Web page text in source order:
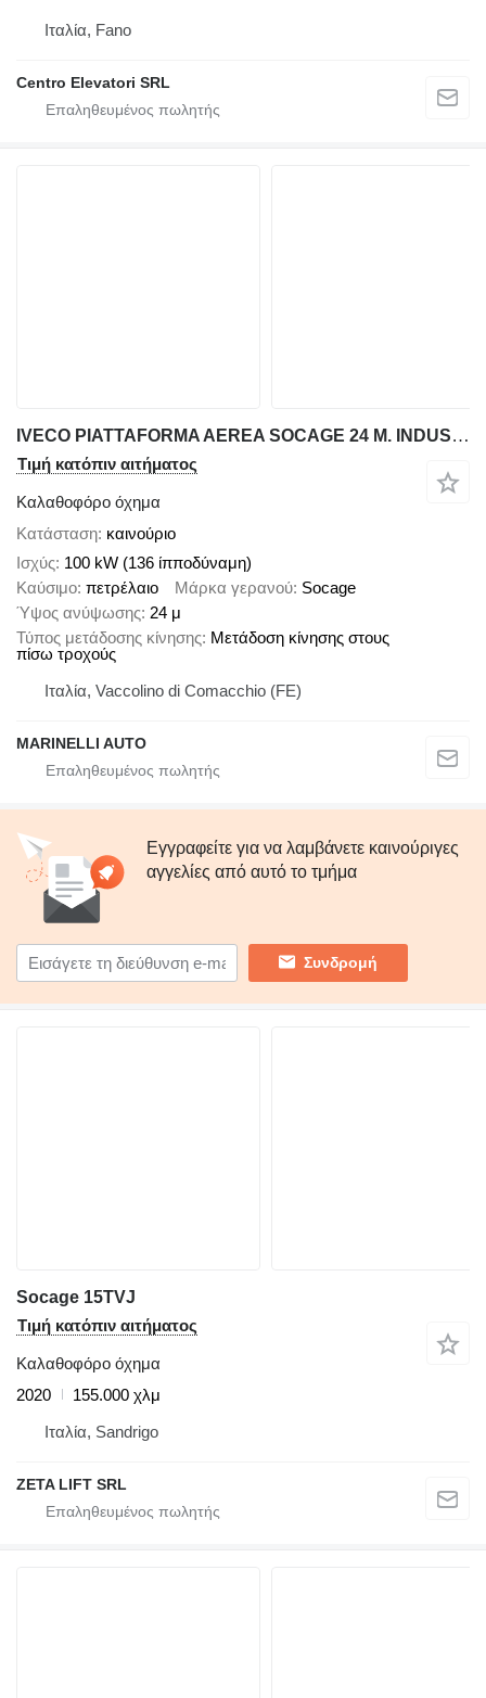
Ιταλία, Fano
Centro Elevatori SRL
IVECO PIATTAFORMA AEREA SOCAGE 24 M. INDUSTRIA 4.0
Τιμή κατόπιν αιτήματος
Καλαθοφόρο όχημα
Κατάσταση καινούριο
Ισχύς 100 kW (136 ίπποδύναμη)
Καύσιμο πετρέλαιο Μάρκα γερανού Socage
Ύψος ανύψωσης 24 μ
Τύπος μετάδοσης κίνησης Μετάδοση κίνησης στους
πίσω τροχούς
Ιταλία, Vaccolino di Comacchio (FE)
MARINELLI AUTO
Εγγραφείτε για να λαμβάνετε καινούριγες
αγγελίες από αυτό το τμήμα
Συνδρομή
Socage 15TVJ
Τιμή κατόπιν αιτήματος
Καλαθοφόρο όχημα
2020
155.000 χλμ
Ιταλία, Sandrigo
ZETA LIFT SRL